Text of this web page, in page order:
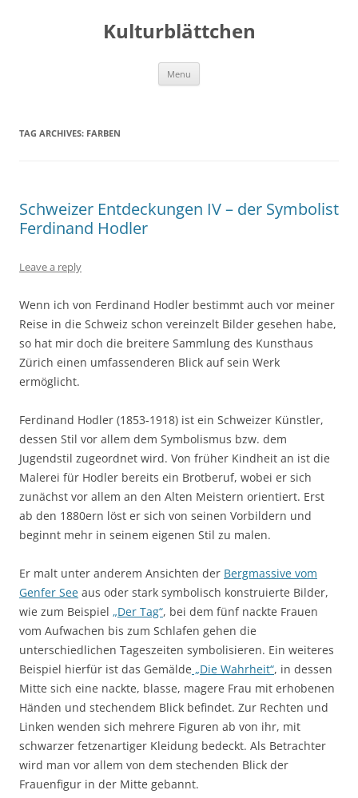
Kulturblättchen
Menu
TAG ARCHIVES: FARBEN
Schweizer Entdeckungen IV – der Symbolist
Ferdinand Hodler
Leave a reply
Wenn ich von Ferdinand Hodler bestimmt auch vor meiner
Reise in die Schweiz schon vereinzelt Bilder gesehen habe,
so hat mir doch die breitere Sammlung des Kunsthaus
Zürich einen umfassenderen Blick auf sein Werk
ermöglicht.
Ferdinand Hodler (1853-1918) ist ein Schweizer Künstler,
dessen Stil vor allem dem Symbolismus bzw. dem
Jugendstil zugeordnet wird. Von früher Kindheit an ist die
Malerei für Hodler bereits ein Brotberuf, wobei er sich
zunächst vor allem an den Alten Meistern orientiert. Erst
ab den 1880ern löst er sich von seinen Vorbildern und
beginnt mehr in seinem eigenen Stil zu malen.
Er malt unter anderem Ansichten der Bergmassive vom
Genfer See aus oder stark symbolisch konstruierte Bilder,
wie zum Beispiel „Der Tag“, bei dem fünf nackte Frauen
vom Aufwachen bis zum Schlafen gehen die
unterschiedlichen Tageszeiten symbolisieren. Ein weiteres
Beispiel hierfür ist das Gemälde „Die Wahrheit“, in dessen
Mitte sich eine nackte, blasse, magere Frau mit erhobenen
Händen und stechendem Blick befindet. Zur Rechten und
Linken wenden sich mehrere Figuren ab von ihr, mit
schwarzer fetzenartiger Kleidung bedeckt. Als Betrachter
wird man vor allem von dem stechenden Blick der
Frauenfigur in der Mitte gebannt.